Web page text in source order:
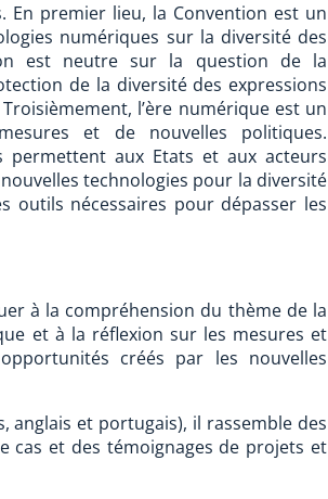
En premier lieu, la Convention est un
numériques sur la diversité des
est neutre sur la question de la
de la diversité des expressions
l’ère numérique est un
et de nouvelles politiques.
aux Etats et aux acteurs
technologies pour la diversité
outils nécessaires pour dépasser les
à la compréhension du thème de la
et à la réflexion sur les mesures et
créés par les nouvelles
et portugais), il rassemble des
cas et des témoignages de projets et